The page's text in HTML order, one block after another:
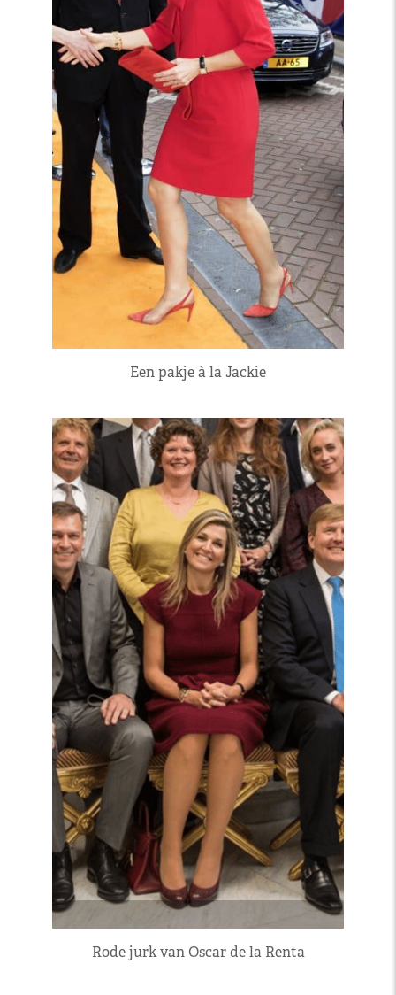
Een pakje à la Jackie
Rode jurk van Oscar de la Renta